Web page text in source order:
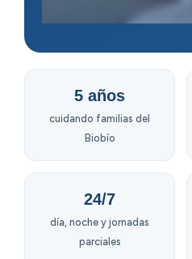
5 años
cuidando familias del
Biobío
24/7
día, noche y jornadas
parciales